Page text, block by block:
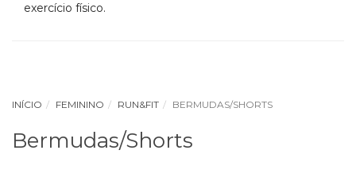
exercício físico.
INÍCIO FEMININO RUN&FIT BERMUDAS/SHORTS
Bermudas/Shorts